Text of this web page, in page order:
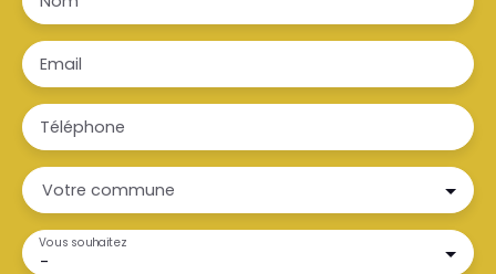
Email
Téléphone
Votre commune
-
Vous souhaitez